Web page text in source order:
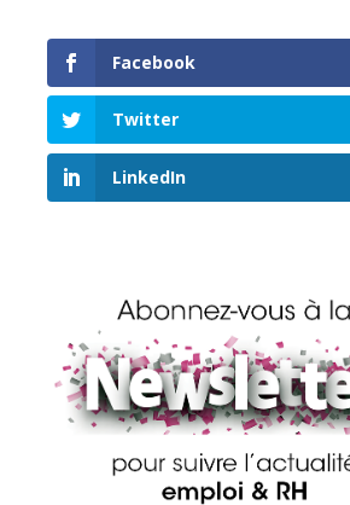
Facebook
Twitter
LinkedIn